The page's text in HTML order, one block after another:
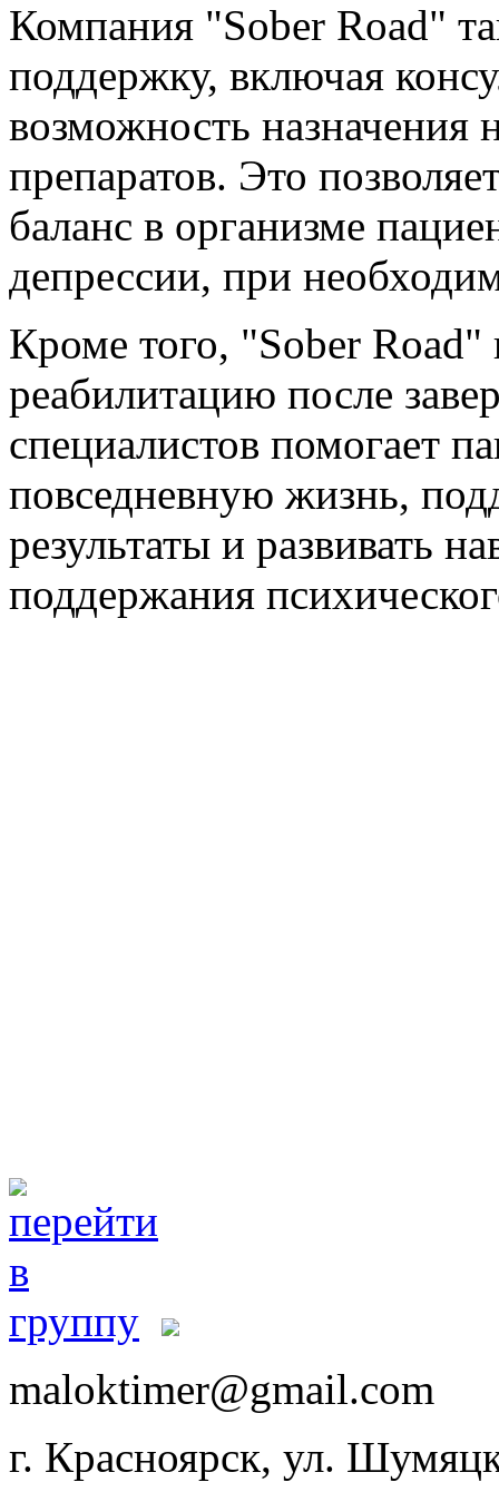
Компания "Sober Road"
поддержку, включая
возможность назначения
препаратов. Это
баланс в организме
депрессии, при
Кроме того, "Sober Road"
реабилитацию после
специалистов помогает
повседневную жизнь,
результаты и развивать
поддержания
maloktimer@gmail.com
г. Красноярск, ул.